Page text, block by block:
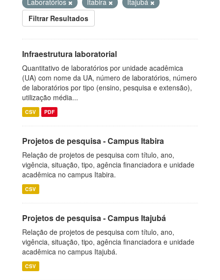
Laboratórios
Itabira
Itajubá
Filtrar Resultados
Infraestrutura laboratorial
Quantitativo de laboratórios por unidade acadêmica
(UA) com nome da UA, número de laboratórios, número
de laboratórios por tipo (ensino, pesquisa e extensão),
utilização média...
CSV PDF
Projetos de pesquisa - Campus Itabira
Relação de projetos de pesquisa com título, ano,
vigência, situação, tipo, agência financiadora e unidade
acadêmica no campus Itabira.
CSV
Projetos de pesquisa - Campus Itajubá
Relação de projetos de pesquisa com título, ano,
vigência, situação, tipo, agência financiadora e unidade
acadêmica no campus Itajubá.
CSV